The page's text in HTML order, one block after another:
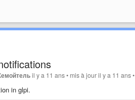
il y a 11 ans• mis à jouril y a 11 ans
in glpi.